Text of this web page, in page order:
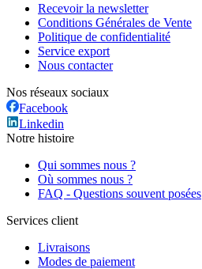
Recevoir la newsletter
Conditions Générales de Vente
Politique de confidentialité
Service export
Nous contacter
Nos réseaux sociaux
Facebook
Linkedin
Notre histoire
Qui sommes nous ?
Où sommes nous ?
FAQ - Questions souvent posées
Services client
Livraisons
Modes de paiement